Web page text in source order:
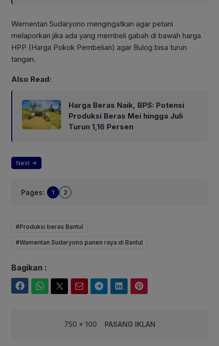
Wementan Sudaryono mengingatkan agar petani
melaporkan jika ada yang membeli gabah di bawah harga
HPP (Harga Pokok Pembelian) agar Bulog bisa turun
tangan.
Also Read:
Harga Beras Naik, BPS: Potensi
Produksi Beras Mei hingga Juli
Turun 1,16 Persen
Next
Pages: 1 2
#Produksi beras Bantul
#Wamentan Sudaryono panen raya di Bantul
Bagikan :
750 x 100 PASANG IKLAN